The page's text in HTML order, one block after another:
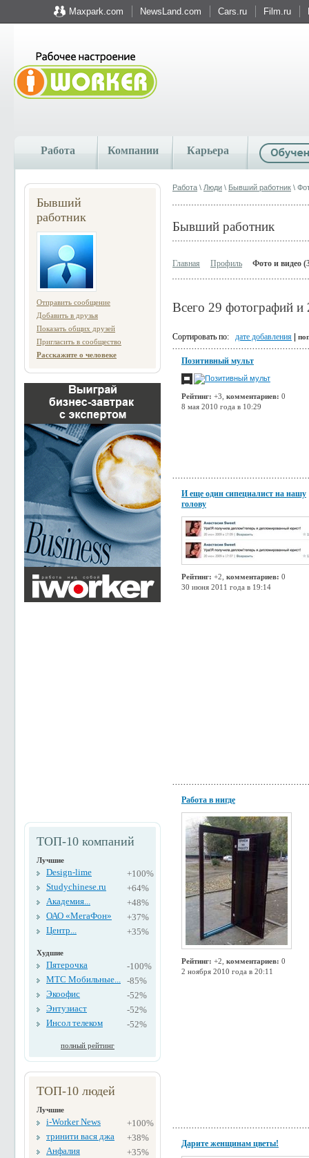
Maxpark.com NewsLand.com Cars.ru Film.ru
Работа Компании Карьера
Бывший
работник
Отправить сообщение
Добавить в друзья
Показать общих друзей
Пригласить в сообщество
Расскажите о человеке
ТОП-10 компаний
Лучшие
Design-lime
+100%
Studychinese.ru
+64%
Академия...
+48%
ОАО «МегаФон»
+37%
Центр...
+35%
Худшие
Пятерочка
-100%
МТС Мобильные... -85%
Экоофис
-52%
Энтузиаст
-52%
Инсол телеком
-52%
полный рейтинг
ТОП-10 людей
Лучшие
i-Worker News
+100%
тринити вася джа
+38%
Анфалия
+35%
Работа \ Люди \ Бывший работник \
Бывший работник
Главная Профиль Фото и видео
Всего 29 фотографий и
Сортировать по: дате добавления
Позитивный мульт
Рейтинг: +3, комментариев: 0
8 мая 2010 года в 10:29
И еще один сипециалист на нашу
голову
Рейтинг: +2, комментариев: 0
30 июня 2011 года в 19:14
Работа в нигде
Рейтинг: +2, комментариев: 0
2 ноября 2010 года в 20:11
Дарите женщинам цветы!